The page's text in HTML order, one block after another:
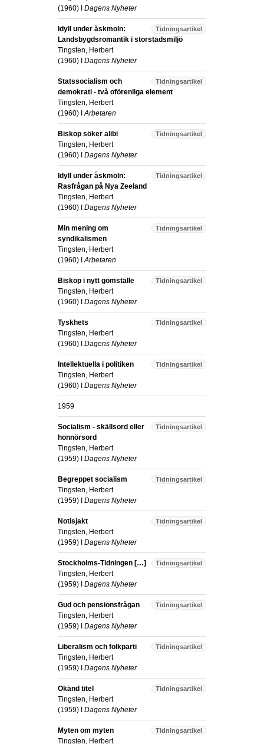
(1960) I Dagens Nyheter
Tidningsartikel
Idyll under åskmoln:
Landsbygdsromantik i storstadsmiljö
Tingsten, Herbert
(1960) I Dagens Nyheter
Tidningsartikel
Statssocialism och
demokrati - två oförenliga element
Tingsten, Herbert
(1960) IArbetaren
Tidningsartikel
Biskop söker alibi
Tingsten, Herbert
(1960) I Dagens Nyheter
Tidningsartikel
Idyll under åskmoln:
Rasfrågan på Nya Zeeland
Tingsten, Herbert
(1960) I Dagens Nyheter
Tidningsartikel
Min mening om
syndikalismen
Tingsten, Herbert
(1960) IArbetaren
Tidningsartikel
Biskop i nytt gömställe
Tingsten, Herbert
(1960) I Dagens Nyheter
Tidningsartikel
Tyskhets
Tingsten, Herbert
(1960) I Dagens Nyheter
Tidningsartikel
Intellektuella i politiken
Tingsten, Herbert
(1960) I Dagens Nyheter
1959
Tidningsartikel
Socialism - skällsord eller
honnörsord
Tingsten, Herbert
(1959) I Dagens Nyheter
Tidningsartikel
Begreppet socialism
Tingsten, Herbert
(1959) I Dagens Nyheter
Tidningsartikel
Notisjakt
Tingsten, Herbert
(1959) I Dagens Nyheter
Tidningsartikel
Stockholms-Tidningen […]
Tingsten, Herbert
(1959) I Dagens Nyheter
Tidningsartikel
Gud och pensionsfrågan
Tingsten, Herbert
(1959) I Dagens Nyheter
Tidningsartikel
Liberalism och folkparti
Tingsten, Herbert
(1959) I Dagens Nyheter
Tidningsartikel
Okänd titel
Tingsten, Herbert
(1959) I Dagens Nyheter
Tidningsartikel
Myten om myten
Tingsten, Herbert